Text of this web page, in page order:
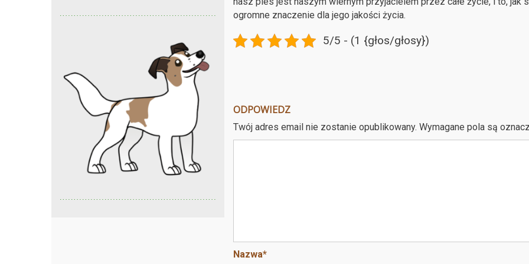
ogromne znaczenie dla jego jakości życia.
5/5 - (1 {głos/głosy})
ODPOWIEDZ
Twój adres email nie zostanie opublikowany. Wymagane pola są
Nazwa*